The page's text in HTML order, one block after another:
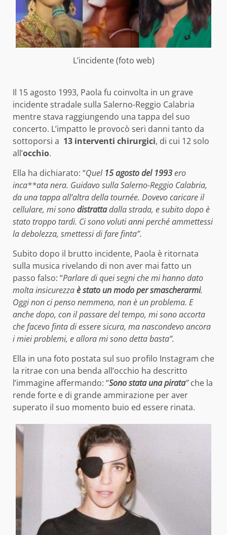
L’incidente (foto web)
Il 15 agosto 1993, Paola fu coinvolta in un grave
incidente stradale sulla Salerno-Reggio Calabria
mentre stava raggiungendo una tappa del suo
concerto. L’impatto le provocò seri danni tanto da
sottoporsi a 13 interventi chirurgici, di cui 12 solo
all’occhio.
Ella ha dichiarato: “Quel 15 agosto del 1993ero
inca**ata nera. Guidavo sulla Salerno-Reggio Calabria,
da una tappa all’altra della tournée. Dovevo caricare il
cellulare, mi sonodistrattadalla strada, e subito dopo è
stato troppo tardi. Ci sono voluti anni perché ammettessi
la debolezza, smettessi di fare finta”.
Subito dopo il brutto incidente, Paola è ritornata
sulla musica rivelando di non aver mai fatto un
passo falso: “Parlare di quei segni che mi hanno dato
molta insicurezzaè stato un modo per smascherarmi.
Oggi non ci penso nemmeno, non è un problema. E
anche dopo, con il passare del tempo, mi sono accorta
che facevo finta di essere sicura, ma nascondevo ancora
i miei problemi, e allora mi sono detta basta”.
Ella in una foto postata sul suo profilo Instagram che
la ritrae con una benda all’occhio ha descritto
l’immagine affermando: “Sono stata una pirata”che la
rende forte e di grande ammirazione per aver
superato il suo momento buio ed essere rinata.